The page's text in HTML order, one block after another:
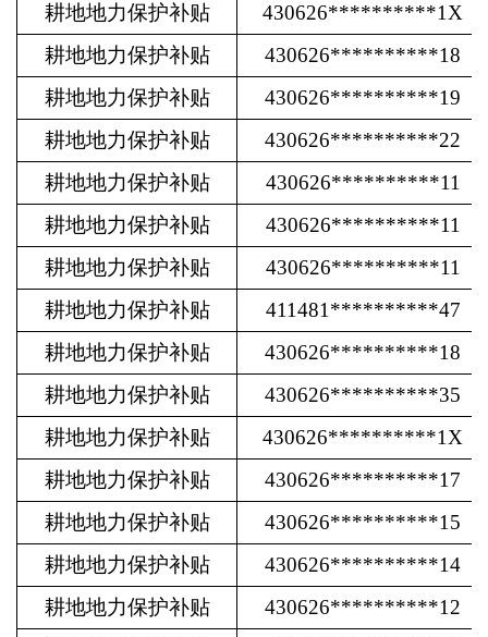
耕地地力保护补贴
430626**********1X
耕地地力保护补贴
430626**********18
耕地地力保护补贴
430626**********19
耕地地力保护补贴
430626**********22
耕地地力保护补贴
430626**********11
耕地地力保护补贴
430626**********11
耕地地力保护补贴
430626**********11
耕地地力保护补贴
411481**********47
耕地地力保护补贴
430626**********18
耕地地力保护补贴
430626**********35
耕地地力保护补贴
430626**********1X
耕地地力保护补贴
430626**********17
耕地地力保护补贴
430626**********15
耕地地力保护补贴
430626**********14
耕地地力保护补贴
430626**********12